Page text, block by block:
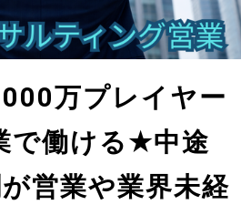
万プレイヤー
で働ける★中途
営業や業界未経